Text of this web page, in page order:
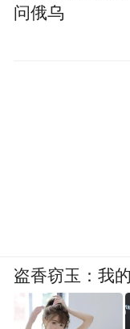
问俄乌
盗香窃玉：我